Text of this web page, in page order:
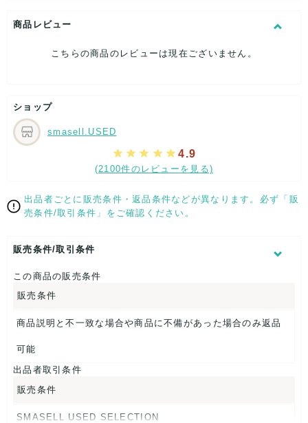
着丈：約61cm
身幅：約49cm
[付属品]なし
こちらはUSED品になりますが、
特記する程のダメージはなく、状態良好なお品になります。
ダメージがある場合はできる限り、撮影しておりますので、
ご確認下さいませ。
【 サイズ・容量 】
表記サイズ：S
着丈：約61cm
素材タグを撮影しておりますので、ご確認下さいませ。
商品レビュー
こちらの商品のレビューは現在ございません。
ショップ
smasell.USED
4.9
(2100件のレビューを見る)
出品者ごとに販売条件・返品条件などが異なります。必ず「販
売条件/取引条件」をご確認ください。
販売条件/取引条件
この商品の販売条件
販売条件
商品説明と不一致な場合や商品に不備があった場合のみ返品
可能
出品者取引条件
販売条件
SMASELL USED SELECTION